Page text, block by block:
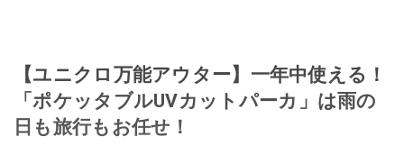
【ユニクロ万能アウター】一年中使える！
「ポケッタブルUVカットパーカ」は雨の
日も旅行もお任せ！